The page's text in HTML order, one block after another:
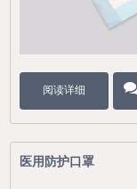
阅读详细
医用防护口罩